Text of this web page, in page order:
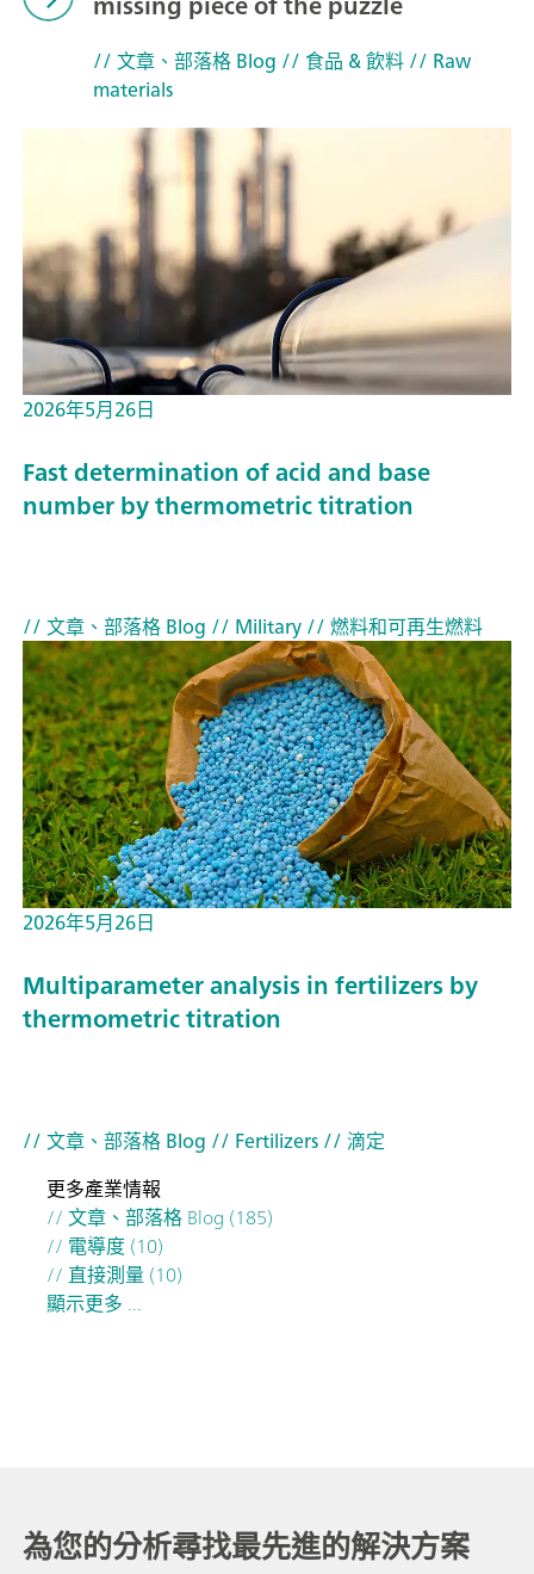
// 文章、部落格 Blog // 食品 & 飲料// Raw
materials
2026年5月26日
Fast determination of acid and base
number by thermometric titration
// 文章、部落格 Blog // Military// 燃料和可再生燃料
2026年5月26日
Multiparameter analysis in fertilizers by
thermometric titration
// 文章、部落格 Blog // Fertilizers// 滴定
更多產業情報
// 文章、部落格 Blog (185)
// 電導度 (10)
// 直接測量 (10)
顯示更多 ...
為您的分析尋找最先進的解決方案